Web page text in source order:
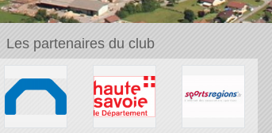
Les partenaires du club